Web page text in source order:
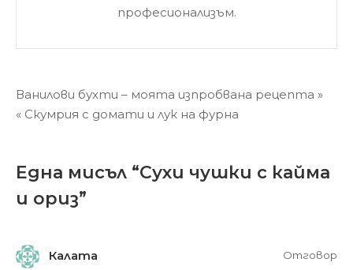
професионализъм.
Навигация
Ванилови бухти – моята изпробвана рецепта »
« Скумрия с домати и лук на фурна
Една мисъл “Сухи чушки с кайма
и ориз”
Калата Отговор